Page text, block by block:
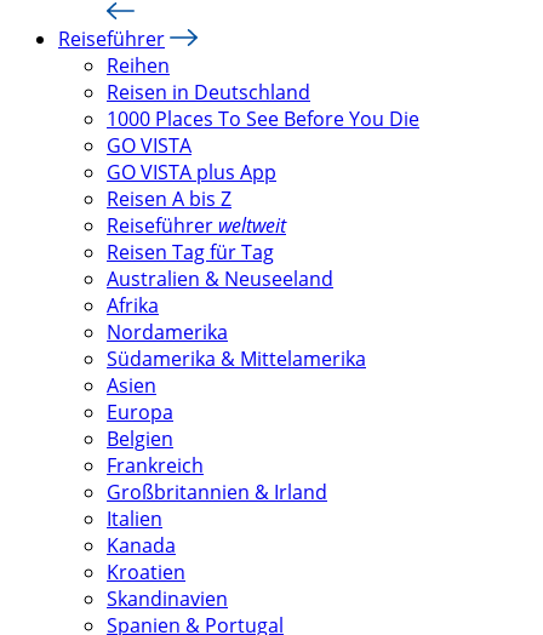
Reiseführer
Reihen
Reisen in Deutschland
1000 Places To See Before You Die
GO VISTA
GO VISTA plus App
Reisen A bis Z
Reiseführer weltweit
Reisen Tag für Tag
Australien & Neuseeland
Afrika
Nordamerika
Südamerika & Mittelamerika
Asien
Europa
Belgien
Frankreich
Großbritannien & Irland
Italien
Kanada
Kroatien
Skandinavien
Spanien & Portugal